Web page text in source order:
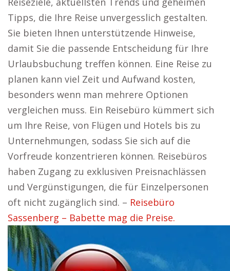
Tipps, die Ihre Reise unvergesslich gestalten.
Sie bieten Ihnen unterstützende Hinweise,
damit Sie die passende Entscheidung für Ihre
Urlaubsbuchung treffen können. Eine Reise zu
planen kann viel Zeit und Aufwand kosten,
besonders wenn man mehrere Optionen
vergleichen muss. Ein Reisebüro kümmert sich
um Ihre Reise, von Flügen und Hotels bis zu
Unternehmungen, sodass Sie sich auf die
Vorfreude konzentrieren können. Reisebüros
haben Zugang zu exklusiven Preisnachlässen
und Vergünstigungen, die für Einzelpersonen
oft nicht zugänglich sind. – Reisebüro
Sassenberg – Babette mag die Preise.